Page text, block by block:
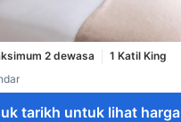
2 dewasa
1 Katil King
tarikh untuk lihat harga